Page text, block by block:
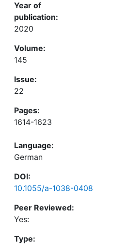
Year of
publication:
2020
Volume:
145
Issue:
22
Pages:
1614-1623
Language:
German
DOI:
10.1055/a-1038-0408
Peer Reviewed:
Yes:
Type: